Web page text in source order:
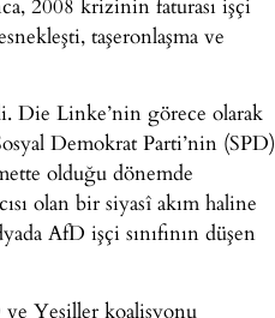
taşeronlaşma ve
Die Linke’nin görece olarak
Demokrat Parti’nin (SPD)
olduğu dönemde
olan bir siyasî akım haline
AfD işçi sınıfının düşen
ve Yeşiller koalisyonu